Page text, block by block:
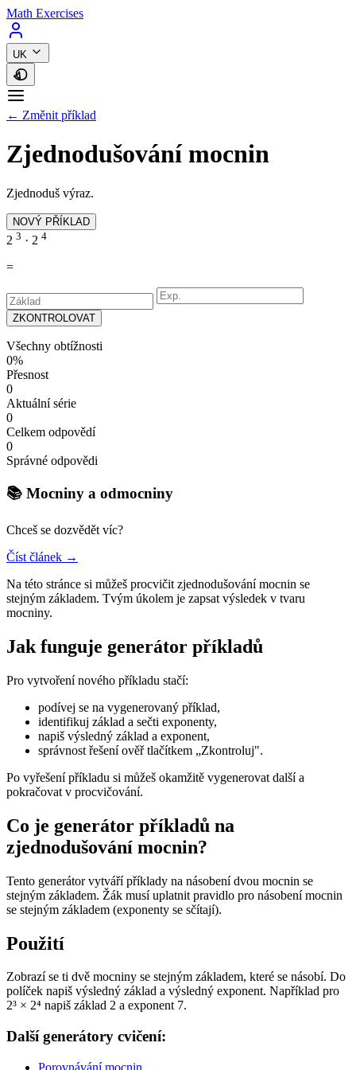
Math Exercises
UK
← Změnit příklad
Zjednodušování mocnin
Zjednoduš výraz.
NOVÝ PŘÍKLAD
2 3 · 2 4
=
ZKONTROLOVAT
Všechny obtížnosti
0%
Přesnost
0
Aktuální série
0
Celkem odpovědí
0
Správné odpovědi
📚 Mocniny a odmocniny
Chceš se dozvědět víc?
Číst článek →
Na této stránce si můžeš procvičit zjednodušování mocnin se
stejným základem. Tvým úkolem je zapsat výsledek v tvaru
mocniny.
Jak funguje generátor příkladů
Pro vytvoření nového příkladu stačí:
podívej se na vygenerovaný příklad,
identifikuj základ a sečti exponenty,
napiš výsledný základ a exponent,
správnost řešení ověř tlačítkem „Zkontroluj".
Po vyřešení příkladu si můžeš okamžitě vygenerovat další a
pokračovat v procvičování.
Co je generátor příkladů na
zjednodušování mocnin?
Tento generátor vytváří příklady na násobení dvou mocnin se
stejným základem. Žák musí uplatnit pravidlo pro násobení mocnin
se stejným základem (exponenty se sčítají).
Použití
Zobrazí se ti dvě mocniny se stejným základem, které se násobí. Do
políček napiš výsledný základ a výsledný exponent. Například pro
2³ × 2⁴ napiš základ 2 a exponent 7.
Další generátory cvičení:
Porovnávání mocnin